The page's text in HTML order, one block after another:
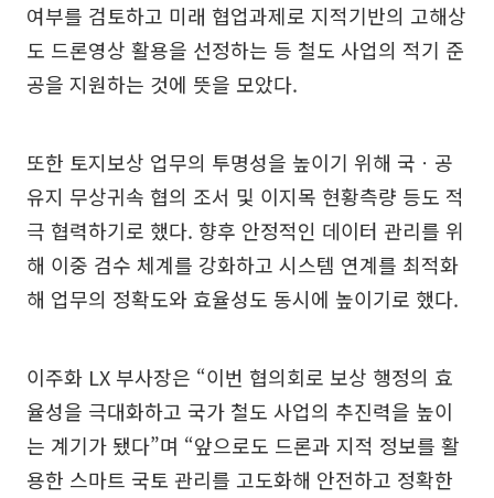
여부를 검토하고 미래 협업과제로 지적기반의 고해상
도 드론영상 활용을 선정하는 등 철도 사업의 적기 준
공을 지원하는 것에 뜻을 모았다.
또한 토지보상 업무의 투명성을 높이기 위해 국ㆍ공
유지 무상귀속 협의 조서 및 이지목 현황측량 등도 적
극 협력하기로 했다. 향후 안정적인 데이터 관리를 위
해 이중 검수 체계를 강화하고 시스템 연계를 최적화
해 업무의 정확도와 효율성도 동시에 높이기로 했다.
이주화 LX 부사장은 “이번 협의회로 보상 행정의 효
율성을 극대화하고 국가 철도 사업의 추진력을 높이
는 계기가 됐다”며 “앞으로도 드론과 지적 정보를 활
용한 스마트 국토 관리를 고도화해 안전하고 정확한